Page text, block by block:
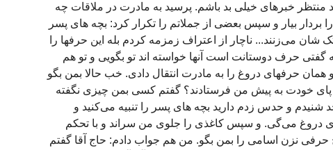
خبرهای خیلی بد باشم. پرسید به مادرت در ملاقات چه
بردار بیار و سپس بعضی از جملاتم را تکرار کرد: بچه های پسر
شان می‌زنند... ناچار از اعتراف زمزمه کردم بله این حرفها را
گفتی حرف دوستانت است آنها خواسته اند تو بگویی و تو هم
حرفهای دروغ را به مادرت انتقال دادی. خب حالا بمن بگو
پای خودت به پیش من فرستادند؟ گفتم کسی بمن چیزی نگفته
و حدس زدم دارید بچه های پسر را تنبیه می‌کنید و
دروغ می‌گی. و سپس کاغذی را جلوی من سراند و با تحکم
نزن اسامی را بمن بگو. من هم جواب دادم: حاج آقا گفتم